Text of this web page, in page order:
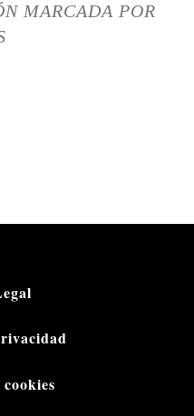
MARCADA POR